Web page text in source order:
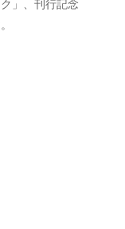
」、刊行記念